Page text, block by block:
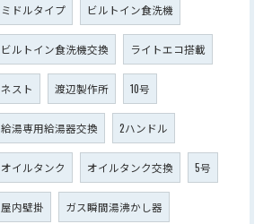
ミドルタイプ ビルトイン食洗機
ビルトイン食洗機交換 ライトエコ搭載
ネスト 渡辺製作所 10号
給湯専用給湯器交換 2ハンドル
オイルタンク オイルタンク交換 5号
屋内壁掛 ガス瞬間湯沸かし器